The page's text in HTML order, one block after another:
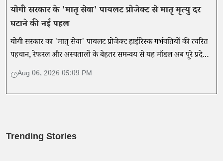
योगी सरकार के 'मातृ सेवा' पायलट प्रोजेक्ट से मातृ मृत्यु दर
घटाने की नई पहल
योगी सरकार का 'मातृ सेवा' पायलट प्रोजेक्ट हाईरिस्क गर्भवतियों की त्वरित
पहचान, रेफरल और अस्पतालों के बेहतर समन्वय से यह मॉडल अब पूरे प्रदेश
के लिए उदाहरण बनकर उभरा है।
Aug 06, 2026 05:09 PM
Trending Stories